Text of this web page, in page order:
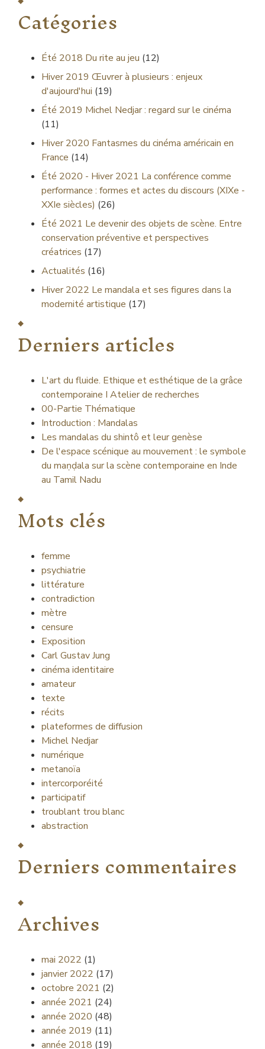
Catégories
Été 2018 Du rite au jeu (12)
Hiver 2019 Œuvrer à plusieurs : enjeux
d'aujourd'hui (19)
Été 2019 Michel Nedjar : regard sur le cinéma
(11)
Hiver 2020 Fantasmes du cinéma américain en
France (14)
Été 2020 - Hiver 2021 La conférence comme
performance : formes et actes du discours (XIXe -
XXIe siècles) (26)
Été 2021 Le devenir des objets de scène. Entre
conservation préventive et perspectives
créatrices (17)
Actualités (16)
Hiver 2022 Le mandala et ses figures dans la
modernité artistique (17)
Derniers articles
L'art du fluide. Ethique et esthétique de la grâce
contemporaine I Atelier de recherches
00-Partie Thématique
Introduction : Mandalas
Les mandalas du shintô et leur genèse
De l'espace scénique au mouvement : le symbole
du maṇḍala sur la scène contemporaine en Inde
au Tamil Nadu
Mots clés
femme
psychiatrie
littérature
contradiction
mètre
censure
Exposition
Carl Gustav Jung
cinéma identitaire
amateur
texte
récits
plateformes de diffusion
Michel Nedjar
numérique
metanoïa
intercorporéité
participatif
troublant trou blanc
abstraction
Derniers commentaires
Archives
mai 2022 (1)
janvier 2022 (17)
octobre 2021 (2)
année 2021 (24)
année 2020 (48)
année 2019 (11)
année 2018 (19)